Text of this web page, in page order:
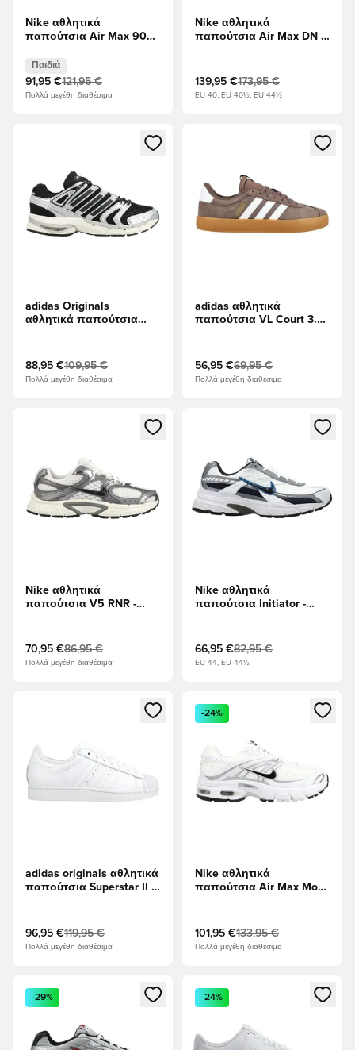
Nike αθλητικά
παπούτσια Air Max 90
Παιδιά
91,95 €121,95 €
Πολλά μεγέθη διαθέσιμα
Nike αθλητικά
παπούτσια Air Max DN -
139,95 €173,95 €
EU 40, EU 40½, EU 44½
Ανοίγει ένα Modal για να συνδεθείτε ή να εγγραφείτε ως
adidas Originals
αθλητικά παπούτσια
Μεταλλικό/Γκρι Ένα
88,95 €109,95 €
Πολλά μεγέθη διαθέσιμα
Ανοίγει ένα Modal για να
adidas αθλητικά
παπούτσια VL Court 3.0
καφέ
56,95 €69,95 €
Πολλά μεγέθη διαθέσιμα
Ανοίγει ένα Modal για να συνδεθείτε ή να εγγραφείτε ως
Nike αθλητικά
παπούτσια V5 RNR -
70,95 €86,95 €
Πολλά μεγέθη διαθέσιμα
Ανοίγει ένα Modal για να
Nike αθλητικά
παπούτσια Initiator -
δροσερό γκρι
66,95 €82,95 €
EU 44, EU 44½
Ανοίγει ένα Modal για να συνδεθείτε ή να εγγραφείτε ως
adidas originals αθλητικά
παπούτσια Superstar II -
96,95 €119,95 €
Πολλά μεγέθη διαθέσιμα
Ανοίγει ένα Modal για να
-24%
Nike αθλητικά
παπούτσια Air Max Moto
101,95 €133,95 €
Πολλά μεγέθη διαθέσιμα
Ανοίγει ένα Modal για να συνδεθείτε ή να εγγραφείτε ως
-29%
Ανοίγει ένα Modal για να
-24%